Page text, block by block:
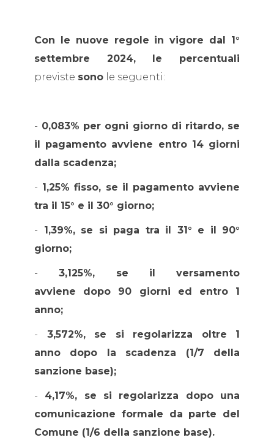
Con le nuove regole in vigore dal 1°
settembre 2024, le percentuali
previste sono le seguenti:
- 0,083% per ogni giorno di ritardo, se
il pagamento avviene entro 14 giorni
dalla scadenza;
- 1,25% fisso, se il pagamento avviene
tra il 15° e il 30° giorno;
- 1,39%, se si paga tra il 31° e il 90°
giorno;
- 3,125%, se il versamento
avviene dopo 90 giorni ed entro 1
anno;
- 3,572%, se si regolarizza oltre 1
anno dopo la scadenza (1/7 della
sanzione base);
- 4,17%, se si regolarizza dopo una
comunicazione formale da parte del
Comune (1/6 della sanzione base).